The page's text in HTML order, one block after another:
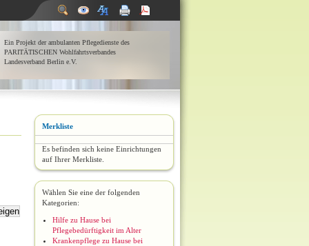
Ein Projekt der ambulanten Pflegedienste des
PARITÄTISCHEN Wohlfahrtsverbandes
Landesverband Berlin e.V.
Merkliste
Es befinden sich keine Einrichtungen
auf Ihrer Merkliste.
Wählen Sie eine der folgenden
Kategorien:
Hilfe zu Hause bei
Pflegebedürftigkeit im Alter
Krankenpflege zu Hause bei